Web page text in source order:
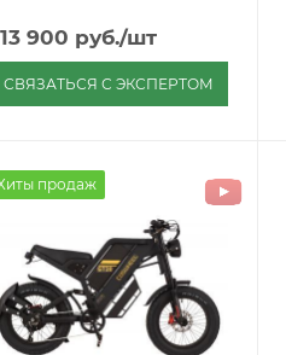
900 руб./шт
СВЯЗАТЬСЯ С ЭКСПЕРТОМ
продаж